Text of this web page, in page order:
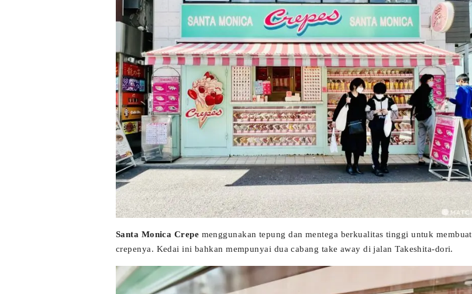
Santa Monica Crepe menggunakan tepung dan mentega berkualitas tinggi untuk membuat
crepenya. Kedai ini bahkan mempunyai dua cabang take away di jalan Takeshita-dori.